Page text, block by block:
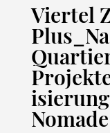
Viertel
Nomade